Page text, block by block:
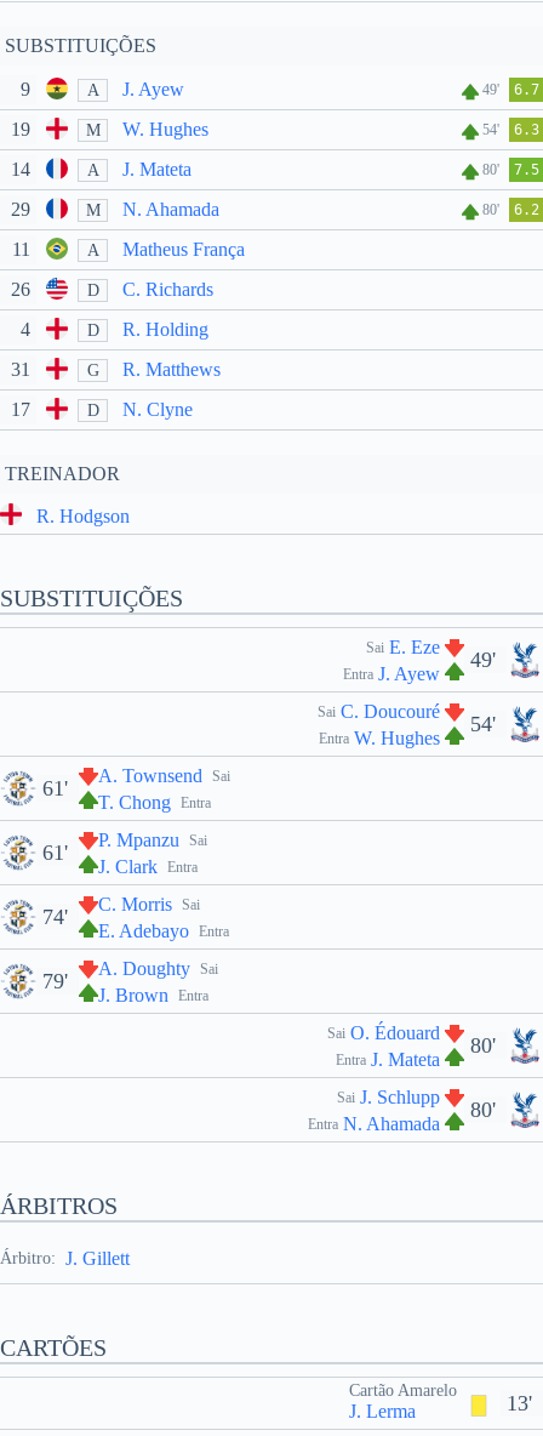
SUBSTITUIÇÕES
9 A J. Ayew 49' 6.7
19 M W. Hughes 54' 6.3
14 A J. Mateta 80' 7.5
29 M N. Ahamada 80' 6.2
11 A
Matheus França
26
D
C. Richards
4
D
R. Holding
31
G
R. Matthews
17
D N. Clyne
TREINADOR
R. Hodgson
SUBSTITUIÇÕES
49'
Sai E. Eze
Entra J. Ayew
54'
Sai C. Doucouré
Entra W. Hughes
Sai
A. Townsend
Entra
T. Chong
61'
Sai
P. Mpanzu
Entra
J. Clark
61'
Sai
C. Morris
Entra
E. Adebayo
74'
Sai
A. Doughty
Entra
J. Brown
79'
80'
Sai O. Édouard
Entra J. Mateta
80'
Sai J. Schlupp
Entra N. Ahamada
ÁRBITROS
Árbitro: J. Gillett
CARTÕES
13'
Cartão Amarelo
J. Lerma